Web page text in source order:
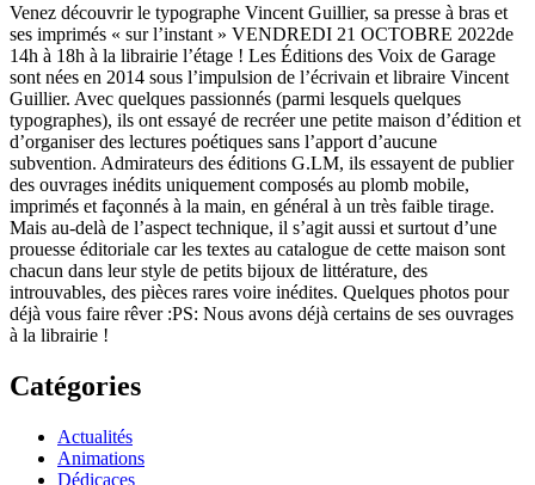
Venez découvrir le typographe Vincent Guillier, sa presse à bras et
ses imprimés « sur l’instant » VENDREDI 21 OCTOBRE 2022de
14h à 18h à la librairie l’étage ! Les Éditions des Voix de Garage
sont nées en 2014 sous l’impulsion de l’écrivain et libraire Vincent
Guillier. Avec quelques passionnés (parmi lesquels quelques
typographes), ils ont essayé de recréer une petite maison d’édition et
d’organiser des lectures poétiques sans l’apport d’aucune
subvention. Admirateurs des éditions G.LM, ils essayent de publier
des ouvrages inédits uniquement composés au plomb mobile,
imprimés et façonnés à la main, en général à un très faible tirage.
Mais au-delà de l’aspect technique, il s’agit aussi et surtout d’une
prouesse éditoriale car les textes au catalogue de cette maison sont
chacun dans leur style de petits bijoux de littérature, des
introuvables, des pièces rares voire inédites. Quelques photos pour
déjà vous faire rêver :PS: Nous avons déjà certains de ses ouvrages
à la librairie !
Catégories
Actualités
Animations
Dédicaces